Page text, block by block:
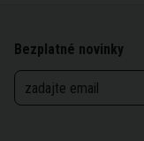
Bezplatné novinky